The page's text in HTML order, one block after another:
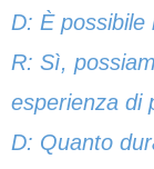
D: È
R: Sì,
esperienza di
D: Quanto